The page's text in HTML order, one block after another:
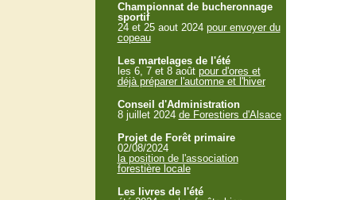
Championnat de bucheronnage
sportif
24 et 25 aout 2024 pour envoyer du
copeau
Les martelages de l'été
les 6, 7 et 8 août pour d'ores et
déjà préparer l'automne et l'hiver
Conseil d'Administration
8 juillet 2024 de Forestiers d'Alsace
Projet de Forêt primaire
02/08/2024
la position de l'association
forestière locale
Les livres de l'été